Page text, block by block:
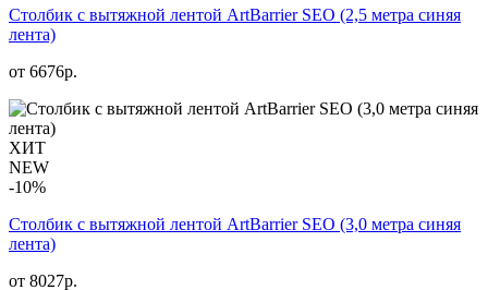
Столбик с вытяжной лентой ArtBarrier SEO (2,5 метра синяя
лента)
от 6676р.
ХИТ
NEW
-10%
Столбик с вытяжной лентой ArtBarrier SEO (3,0 метра синяя
лента)
от 8027р.